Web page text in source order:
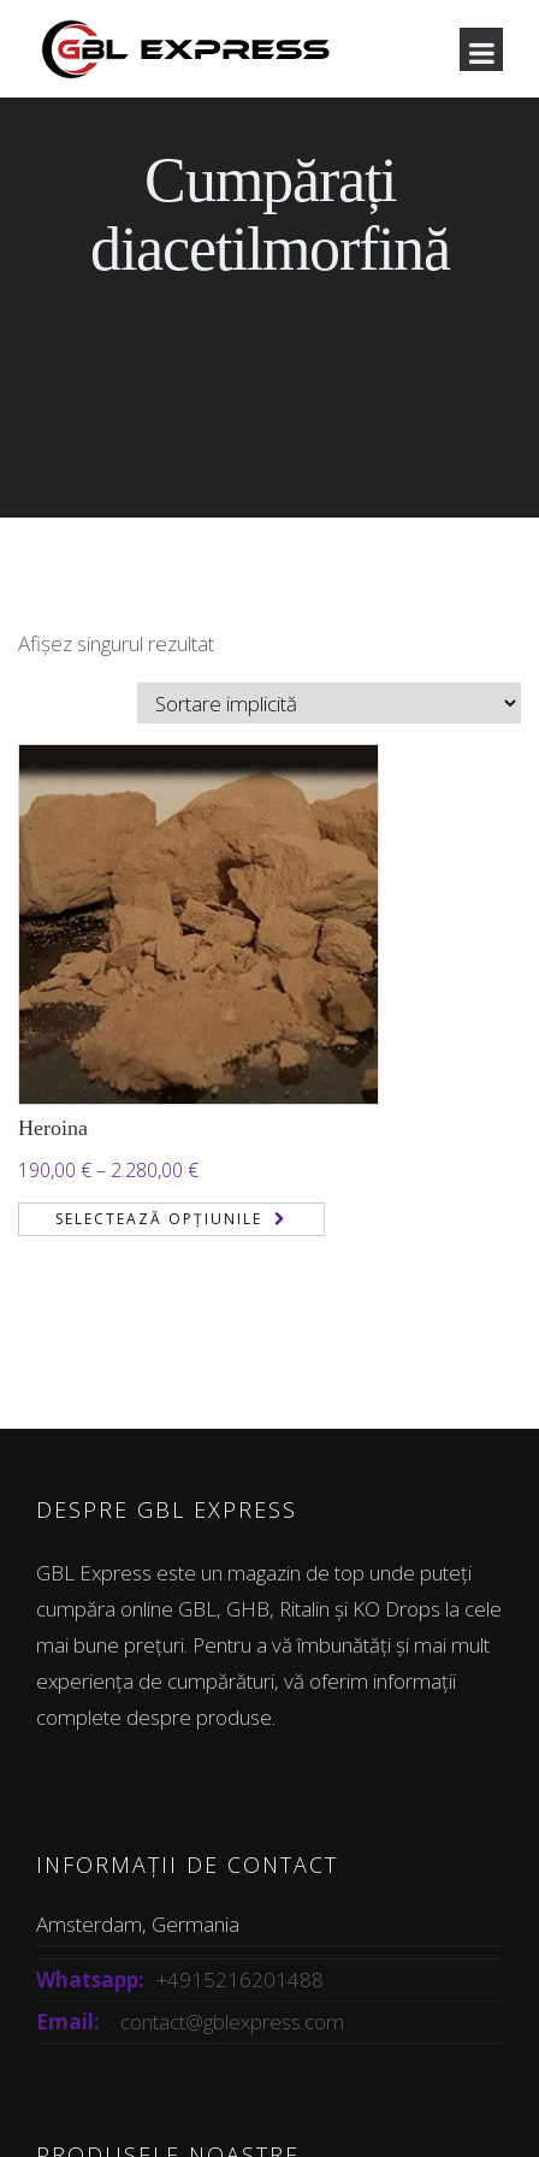
Cumpărați
diacetilmorfină
Afișez singurul rezultat
Heroina
190,00 €– 2.280,00 €Interval
de
prețuri:
SELECTEAZĂ OPȚIUNILE
DESPRE GBL EXPRESS
GBL Express este un magazin de top unde puteți
cumpăra online GBL, GHB, Ritalin și KO Drops la cele
mai bune prețuri. Pentru a vă îmbunătăți și mai mult
experiența de cumpărături, vă oferim informații
complete despre produse.
INFORMAȚII DE CONTACT
Amsterdam, Germania
Whatsapp: +4915216201488
Email:
contact@gblexpress.com